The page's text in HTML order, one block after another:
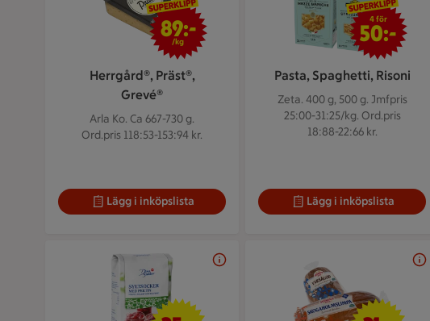
Herrgård®, Präst®,
Grevé®
Arla Ko. Ca 667-730 g.
Ord.pris 118:53-153:94 kr.
89 kr/kg
89:-
/kg
Lägg i inköpslista
Pasta, Spaghetti, Risoni
Zeta. 400 g, 500 g. Jmfpris
25:00-31:25/kg. Ord.pris
18:88-22:66 kr.
4 för 50 kr
4 för
50:-
Lägg i inköpslista
25 kr/st 21 kr/st